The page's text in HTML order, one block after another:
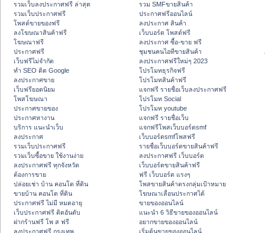
รวมเว็บลงประกาศฟรี ล่าสุด
รวมเว็บประกาศฟรี
โพสต์ขายของฟรี
ลงโฆษณาสินค้าฟรี
โฆษณาฟรี
ประกาศฟรี
เว็บฟรีไม่จำกัด
ทำ SEO ติด Google
ลงประกาศขาย
เว็บฟรียอดนิยม
โพสโฆษณา
ประกาศขายของ
ประกาศหางาน
บริการ แนะนำเว็บ
ลงประกาศ
รวมเว็บประกาศฟรี
รวมเว็บซื้อขาย ใช้งานง่าย
ลงประกาศฟรี ทุกจังหวัด
ต้องการขาย
ปล่อยเช่า บ้าน คอนโด ที่ดิน
ขายบ้าน คอนโด ที่ดิน
ประกาศฟรี ไม่มี หมดอายุ
เว็บประกาศฟรี ติดอันดับ
ฝากร้านฟรี โพ ส ฟรี
ลงประกาศฟรี กรุงเทพ
รวม SMFขายสินค้า
ประกาศฟรีออนไลน์
ลงประกาศ สินค้า
เว็บบอร์ด โพสต์ฟรี
ลงประกาศ ซื้อ-ขาย ฟรี
ชุมชนคนไอทีขายสินค้า
ลงประกาศฟรีใหม่ๆ 2023
โปรโมทธุรกิจฟรี
โปรโมทสินค้าฟรี
แจกฟรี รายชื่อเว็บลงประกาศฟรี
โปรโมท Social
โปรโมท youtube
แจกฟรี รายชื่อเว็บ
แจกฟรีโพสเว็บบอร์ดsmf
เว็บบอร์ดsmfโพสฟรี
รายชื่อเว็บบอร์ดขายสินค้าฟรี
ลงประกาศฟรี เว็บบอร์ด
เว็บบอร์ดขายสินค้าฟรี
ฟรี เว็บบอร์ด แรงๆ
โพสขายสินค้าตรงกลุ่มเป้าหมาย
โฆษณาเลื่อนประกาศได้
ขายของออนไลน์
แนะนำ 6 วิธีขายของออนไลน์
อยากขายของออนไลน์
เริ่มต้นขายของออนไลน์